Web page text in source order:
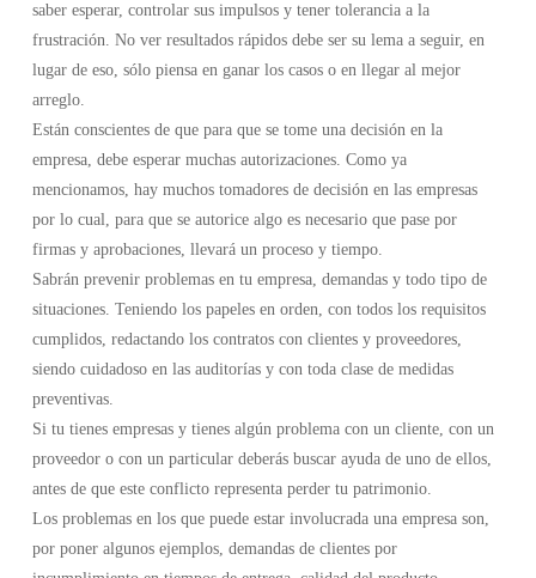
saber esperar, controlar sus impulsos y tener tolerancia a la
frustración. No ver resultados rápidos debe ser su lema a seguir, en
lugar de eso, sólo piensa en ganar los casos o en llegar al mejor
arreglo.
Están conscientes de que para que se tome una decisión en la
empresa, debe esperar muchas autorizaciones. Como ya
mencionamos, hay muchos tomadores de decisión en las empresas
por lo cual, para que se autorice algo es necesario que pase por
firmas y aprobaciones, llevará un proceso y tiempo.
Sabrán prevenir problemas en tu empresa, demandas y todo tipo de
situaciones. Teniendo los papeles en orden, con todos los requisitos
cumplidos, redactando los contratos con clientes y proveedores,
siendo cuidadoso en las auditorías y con toda clase de medidas
preventivas.
Si tu tienes empresas y tienes algún problema con un cliente, con un
proveedor o con un particular deberás buscar ayuda de uno de ellos,
antes de que este conflicto representa perder tu patrimonio.
Los problemas en los que puede estar involucrada una empresa son,
por poner algunos ejemplos, demandas de clientes por